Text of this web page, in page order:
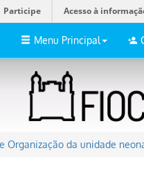
Participe Acesso à
Menu Principal
Organização da unidade